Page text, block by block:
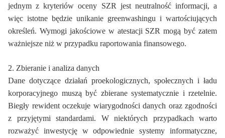
jednym z kryteriów oceny SZR jest neutralność informacji, a
więc istotne będzie unikanie greenwashingu i wartościujących
określeń. Wymogi jakościowe w atestacji SZR mogą być zatem
ważniejsze niż w przypadku raportowania finansowego.
2. Zbieranie i analiza danych
Dane dotyczące działań proekologicznych, społecznych i ładu
korporacyjnego muszą być zbierane systematycznie i rzetelnie.
Biegły rewident oczekuje wiarygodności danych oraz zgodności
z przyjętymi standardami. W niektórych przypadkach warto
rozważyć inwestycję w odpowiednie systemy informatyczne,